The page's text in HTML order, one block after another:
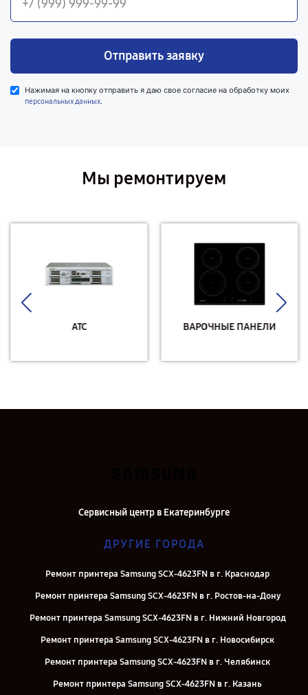
Отправить заявку
Нажимая на кнопку отправить я даю свое согласие на обработку моих
персональных данных.
Мы ремонтируем
АТС ВАРОЧНЫЕ ПАНЕЛИ
Сервисный центр в Екатеринбурге
ДРУГИЕ ГОРОДА
Ремонт принтера Samsung SCX-4623FN в г. Краснодар
Ремонт принтера Samsung SCX-4623FN в г. Ростов-на-Дону
Ремонт принтера Samsung SCX-4623FN в г. Нижний Новгород
Ремонт принтера Samsung SCX-4623FN в г. Новосибирск
Ремонт принтера Samsung SCX-4623FN в г. Челябинск
Ремонт принтера Samsung SCX-4623FN в г. Казань